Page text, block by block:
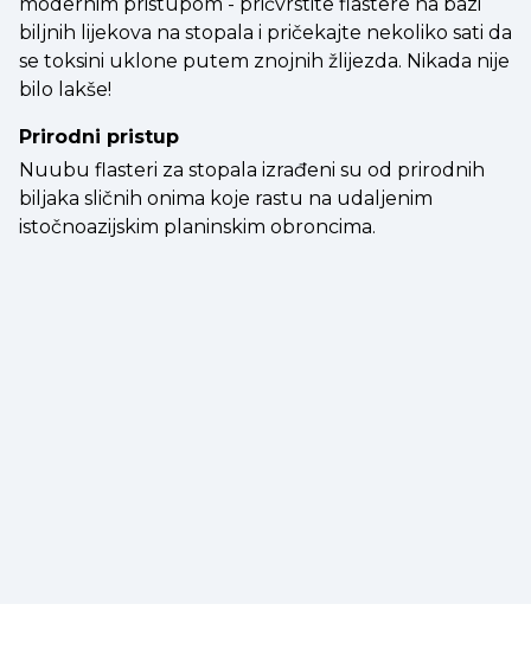
biljnih lijekova na stopala i pričekajte nekoliko sati da
se toksini uklone putem znojnih žlijezda. Nikada nije
bilo lakše!
Prirodni pristup
Nuubu flasteri za stopala izrađeni su od prirodnih
biljaka sličnih onima koje rastu na udaljenim
istočnoazijskim planinskim obroncima.